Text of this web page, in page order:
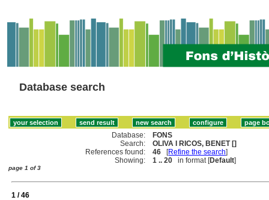
Database search
Database:
FONS
Search:
OLIVA I RICOS, BENET []
References found:
46 [Refine the search]
Showing:
1 .. 20 in format [Default]
page 1 of 3
1 / 46